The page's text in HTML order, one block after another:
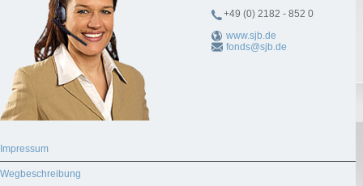
+49 (0) 2182 - 852 0
www.sjb.de
fonds@sjb.de
Impressum
Wegbeschreibung